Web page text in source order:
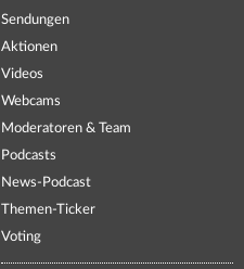
Sendungen
Aktionen
Videos
Webcams
Moderatoren & Team
Podcasts
News-Podcast
Themen-Ticker
Voting